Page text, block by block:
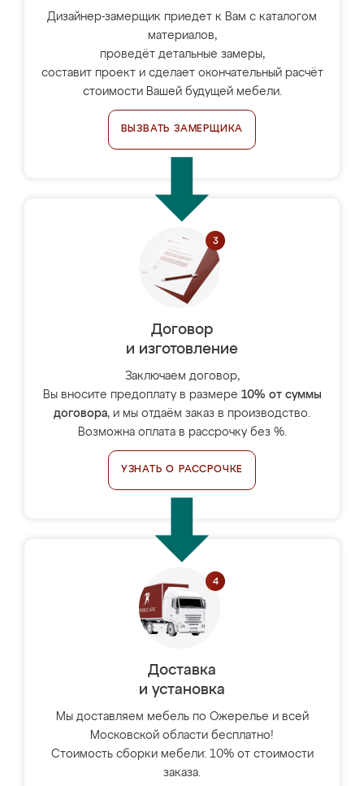
Дизайнер-замерщик приедет к Вам с каталогом
материалов,
проведёт детальные замеры,
составит проект и сделает окончательный расчёт
стоимости Вашей будущей мебели.
ВЫЗВАТЬ ЗАМЕРЩИКА
Договор
и изготовление
Заключаем договор,
Вы вносите предоплату в размере 10% от суммы
договора, и мы отдаём заказ в производство.
Возможна оплата в рассрочку без %.
УЗНАТЬ О РАССРОЧКЕ
Доставка
и установка
Мы доставляем мебель по Ожерелье и всей
Московской области бесплатно!
Стоимость сборки мебели: 10% от стоимости
заказа.